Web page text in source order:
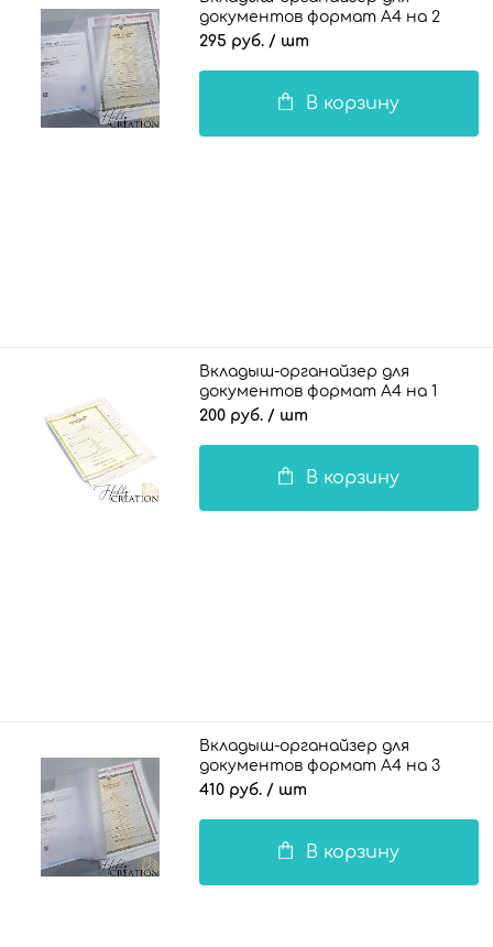
документов формат А4 на 2
комплекта документов / 100 мкн.
295 руб. / шт
В корзину
Вкладыш-органайзер для
документов формат А4 на 1
комплект документов / 140 мкн.
200 руб. / шт
В корзину
Вкладыш-органайзер для
документов формат А4 на 3
комплекта документов / 100 мкн.
410 руб. / шт
В корзину